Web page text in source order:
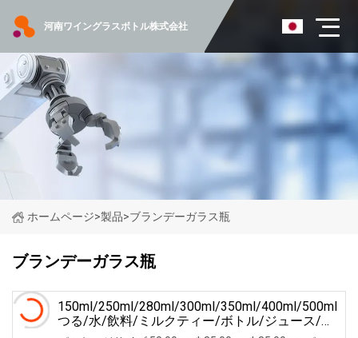
河南ワイングラスボトル株式会社
ホームページ>製品>ブランデーガラス瓶
ブランデーガラス瓶
150ml/250ml/280ml/300ml/350ml/400ml/500ml
つる/水/飲料/ミルクティー/ボトル/ジュース/ブ